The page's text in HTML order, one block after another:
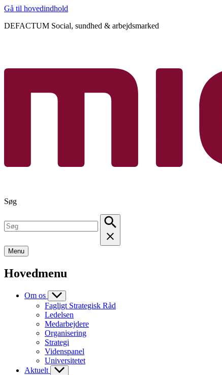
Gå til hovedindhold
DEFACTUM Social, sundhed & arbejdsmarked
Søg
Menu
Hovedmenu
Om os
Fagligt Strategisk Råd
Ledelsen
Medarbejdere
Organisering
Strategi
Videnspanel
Universitetet
Aktuelt